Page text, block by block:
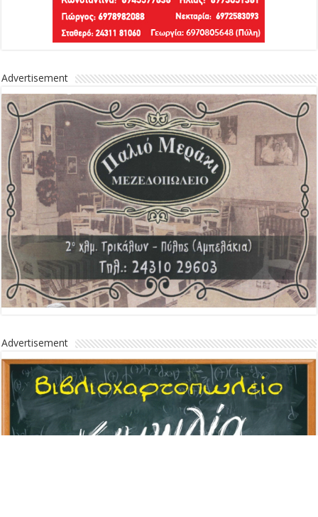
Advertisement
Advertisement